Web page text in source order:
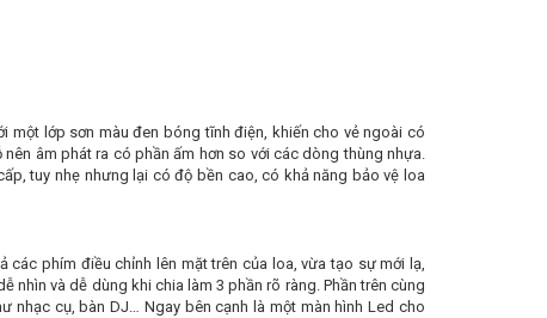
một lớp sơn màu đen bóng tĩnh điện, khiến cho vẻ ngoài có
âm phát ra có phần ấm hơn so với các dòng thùng nhựa.
tuy nhẹ nhưng lại có độ bền cao, có khả năng bảo vệ loa
phím điều chỉnh lên mặt trên của loa, vừa tạo sự mới lạ,
nhìn và dễ dùng khi chia làm 3 phần rõ ràng. Phần trên cùng
nhạc cụ, bàn DJ… Ngay bên cạnh là một màn hình Led cho